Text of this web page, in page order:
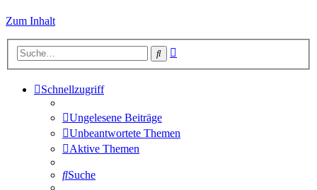
Zum Inhalt
Suche
Schnellzugriff
Ungelesene Beiträge
Unbeantwortete Themen
Aktive Themen
Suche